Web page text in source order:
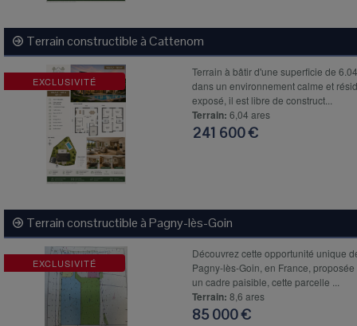
Terrain constructible àCattenom
EXCLUSIVITÉ
Terrain à bâtir d'une superficie de
dans un environnement calme et
exposé, il est libre de construct...
Terrain: 6,04 ares
241 600 €
Terrain constructible àPagny-lès-Goin
EXCLUSIVITÉ
Découvrez cette opportunité unique
Pagny-lès-Goin, en France,
un cadre paisible, cette parcelle ...
Terrain: 8,6 ares
85 000 €